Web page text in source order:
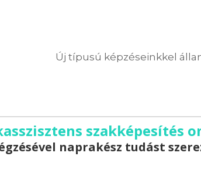
Új típusú képzéseinkkel
szakképesítés
naprakész tudást